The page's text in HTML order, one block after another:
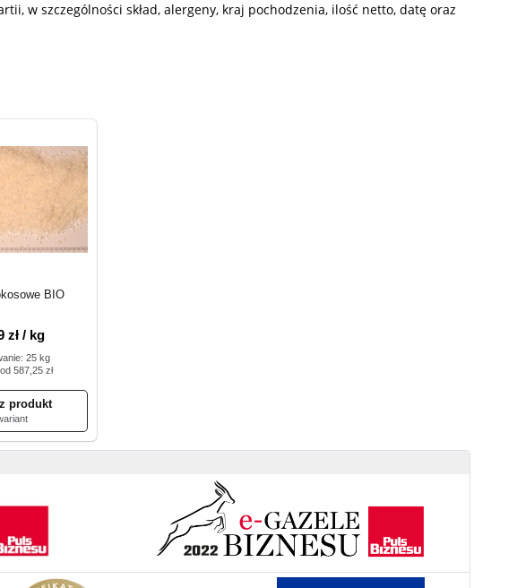
w szczególności skład, alergeny, kraj pochodzenia, ilość netto, datę oraz
BIO
zł / kg
25 kg
587,25 zł